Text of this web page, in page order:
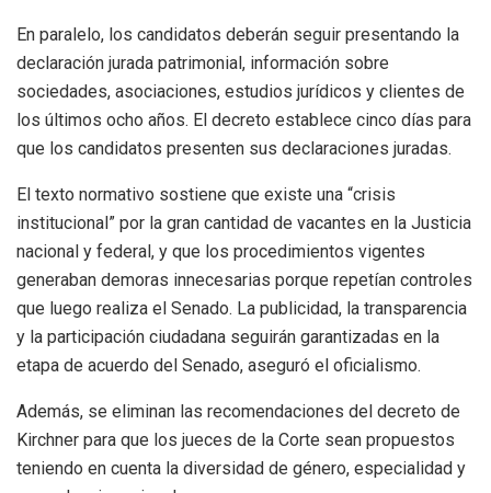
En paralelo, los candidatos deberán seguir presentando la
declaración jurada patrimonial, información sobre
sociedades, asociaciones, estudios jurídicos y clientes de
los últimos ocho años. El decreto establece cinco días para
que los candidatos presenten sus declaraciones juradas.
El texto normativo sostiene que existe una “crisis
institucional” por la gran cantidad de vacantes en la Justicia
nacional y federal, y que los procedimientos vigentes
generaban demoras innecesarias porque repetían controles
que luego realiza el Senado. La publicidad, la transparencia
y la participación ciudadana seguirán garantizadas en la
etapa de acuerdo del Senado, aseguró el oficialismo.
Además, se eliminan las recomendaciones del decreto de
Kirchner para que los jueces de la Corte sean propuestos
teniendo en cuenta la diversidad de género, especialidad y